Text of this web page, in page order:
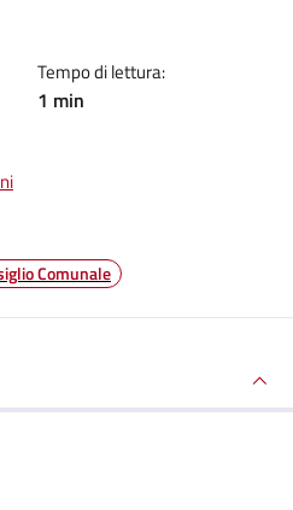
Tempo di lettura:
1 min
Comunale